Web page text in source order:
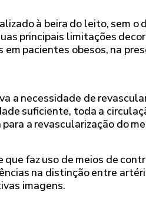
à beira do leito, sem o
principais limitações
pacientes obesos, na
a necessidade de
suficiente, toda a
a revascularização do
faz uso de meios de
na distinção entre
imagens.